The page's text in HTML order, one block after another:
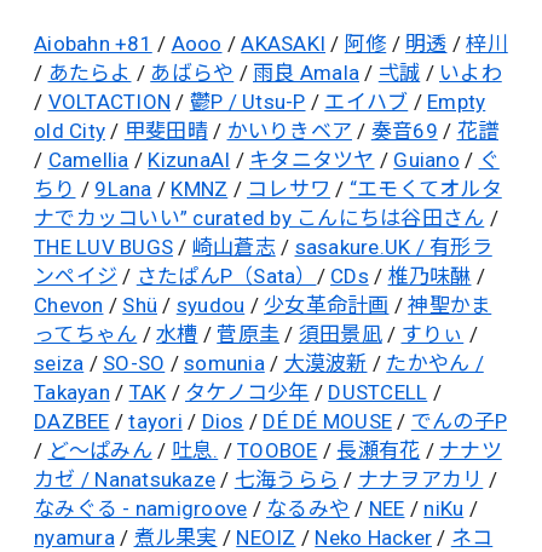
Aiobahn +81 / Aooo /AKASAKI / 阿修 / 明透 /梓川
/ あたらよ / あばらや / 雨良 Amala / 弌誠 / いよわ
/ VOLTACTION / 鬱P / Utsu-P / エイハブ / Empty
old City / 甲斐田晴/ かいりきベア / 奏音69 / 花譜
/ Camellia / KizunaAI / キタニタツヤ / Guiano / ぐ
ちり / 9Lana / KMNZ / コレサワ / “エモくてオルタ
ナでカッコいい” curated by こんにちは谷田さん /
THE LUV BUGS / 崎山蒼志 / sasakure.UK / 有形ラ
ンペイジ / さたぱんP（Sata） / CDs / 椎乃味醂 /
Chevon / Shü / syudou / 少女革命計画 /神聖かま
ってちゃん / 水槽 / 菅原圭 / 須田景凪/ すりぃ /
seiza / SO-SO / somunia/ 大漠波新 / たかやん /
Takayan / TAK / タケノコ少年 / DUSTCELL /
DAZBEE /tayori / Dios / DÉ DÉ MOUSE / でんの子P
/ ど〜ぱみん / 吐息. / TOOBOE / 長瀬有花 / ナナツ
カゼ / Nanatsukaze / 七海うらら / ナナヲアカリ /
なみぐる - namigroove / なるみや / NEE / niKu /
nyamura/ 煮ル果実 / NEOIZ / Neko Hacker / ネコ